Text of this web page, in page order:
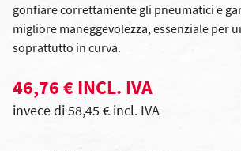
gonfiare correttamente gli pneumatici e
migliore maneggevolezza, essenziale per
soprattutto in curva.
46,76 € INCL. IVA
invece di58,45 € incl. IVA